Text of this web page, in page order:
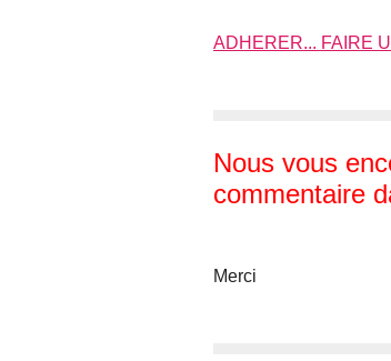
ADHERER... FAIRE
Nous vous
commentaire
Merci